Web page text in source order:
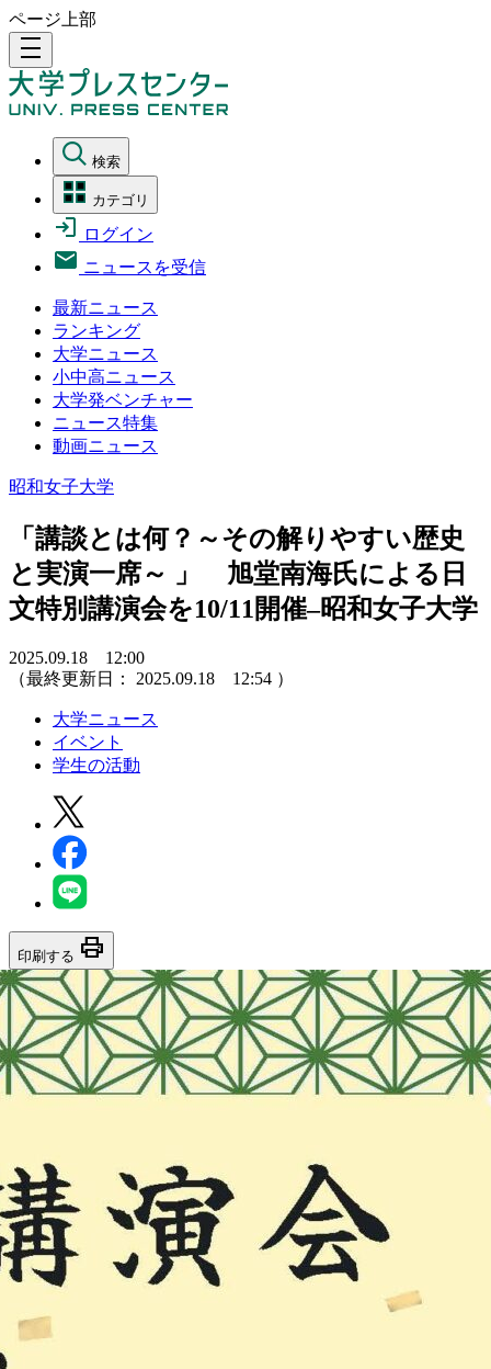
ページ上部
density_medium
検索
カテゴリ
ログイン
ニュースを受信
最新ニュース
ランキング
大学ニュース
小中高ニュース
大学発ベンチャー
ニュース特集
動画ニュース
昭和女子大学
「講談とは何？～その解りやすい歴史
と実演一席～ 」 旭堂南海氏による日
文特別講演会を10/11開催–昭和女子大学
2025.09.18 12:00
（最終更新日： 2025.09.18 12:54 ）
大学ニュース
イベント
学生の活動
印刷する print